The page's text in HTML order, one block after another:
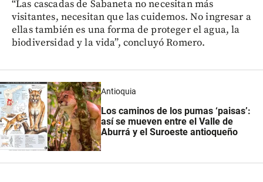
“Las cascadas de Sabaneta no necesitan más
visitantes, necesitan que las cuidemos. No ingresar a
ellas también es una forma de proteger el agua, la
biodiversidad y la vida”, concluyó Romero.
Antioquia
Los caminos de los pumas ‘paisas’:
así se mueven entre el Valle de
Aburrá y el Suroeste antioqueño